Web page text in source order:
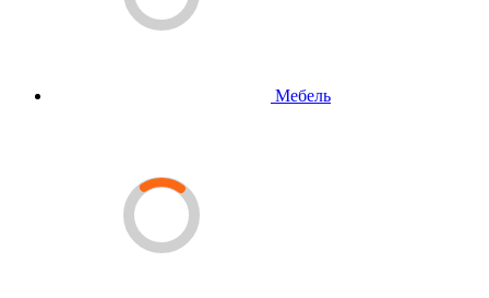
Мебель